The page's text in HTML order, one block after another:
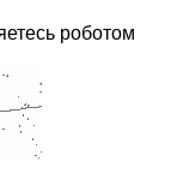
роботом